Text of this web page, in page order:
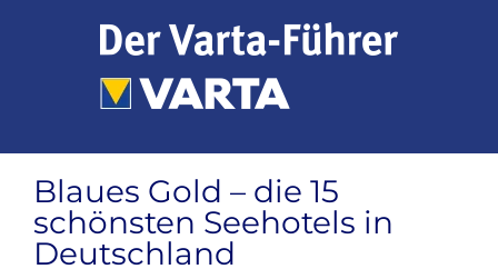
Blaues Gold – die 15
schönsten Seehotels in
Deutschland